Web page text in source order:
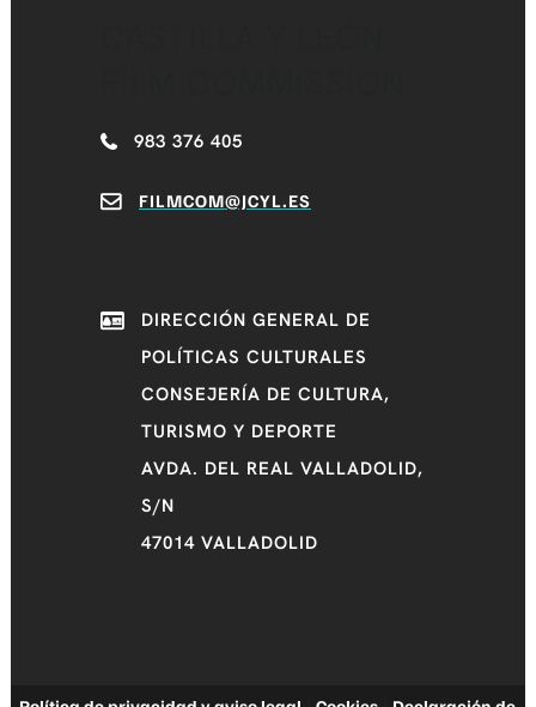
983 376 405
FILMCOM@JCYL.ES
DIRECCIÓN GENERAL DE
POLÍTICAS CULTURALES
CONSEJERÍA DE CULTURA,
TURISMO Y DEPORTE
AVDA. DEL REAL VALLADOLID,
S/N
47014 VALLADOLID